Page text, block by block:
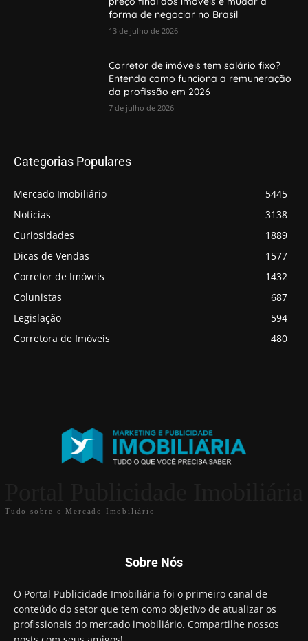
forma de negociar no Brasil
13 de julho de 2026
Corretor de imóveis tem salário fixo?
Entenda como funciona a remuneração
da profissão em 2026
7 de julho de 2026
Categorias Populares
Mercado Imobiliário
5445
Notícias
3138
Curiosidades
1889
Dicas de Vendas
1577
Corretor de Imóveis
1432
Colunistas
687
Legislação
594
Corretora de Imóveis
480
Tudo sobre o Mercado Imobiliário
Sobre Nós
O Portal Publicidade Imobiliária foi o primeiro canal de
conteúdo do setor que tem como objetivo de atualizar os
profissionais do mercado imobiliário. Compartilhe nossos